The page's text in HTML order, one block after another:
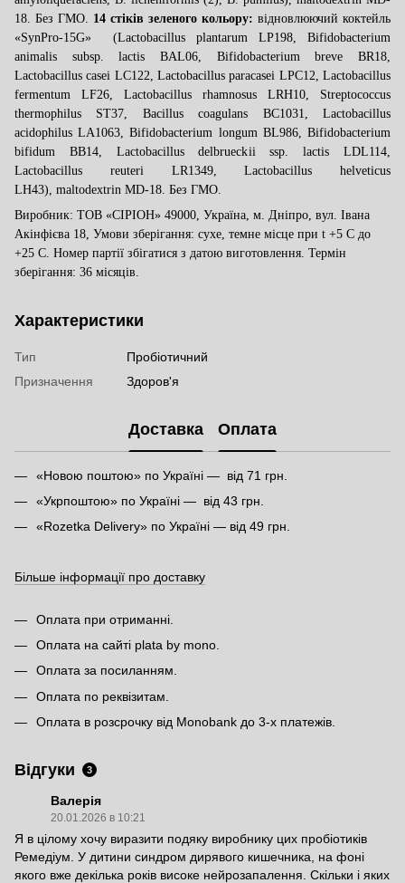
18. Без ГМО. 14 стіків зеленого кольору: відновлюючий коктейль
«SynPro-15G» (Lactobacillus plantarum LP198, Bifidobacterium
animalis subsp. lactis BAL06, Bifidobacterium breve BR18,
Lactobacillus casei LC122, Lactobacillus paracasei LPC12, Lactobacillus
fermentum LF26, Lactobacillus rhamnosus LRH10, Streptococcus
thermophilus ST37, Bacillus coagulans BC1031, Lactobacillus
acidophilus LA1063, Bifidobacterium longum BL986, Bifidobacterium
bifidum BB14, Lactobacillus delbrueckii ssp. lactis LDL114,
Lactobacillus reuteri LR1349, Lactobacillus helveticus
LH43), maltodextrin MD-18. Без ГМО.
Виробник: ТОВ «СІРІОН» 49000, Україна, м. Дніпро, вул. Івана
Акінфієва 18, Умови зберігання: сухе, темне місце при t +5 C до
+25 C. Номер партії збігатися з датою виготовлення. Термін
зберігання: 36 місяців.
Характеристики
Тип
Пробіотичний
Призначення
Здоров'я
Доставка Оплата
«Новою поштою» по Україні — від 71 грн.
«Укрпоштою» по Україні — від 43 грн.
«Rozetka Delivery» по Україні — від 49 грн.
Більше інформації про доставку
Оплата при отриманні.
Оплата на сайті plata by mono.
Оплата за посиланням.
Оплата по реквізитам.
Оплата в розсрочку від Monobank до 3-х платежів.
Відгуки 3
Валерія
20.01.2026 в 10:21
Я в цілому хочу виразити подяку виробнику цих пробіотиків
Ремедіум. У дитини синдром дирявого кишечника, на фоні
якого вже декілька років високе нейрозапалення. Скільки і яких